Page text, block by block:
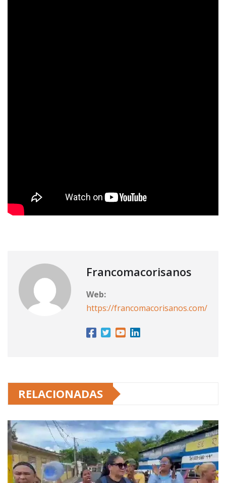
Francomacorisanos
Web:
https://francomacorisanos.com/
RELACIONADAS